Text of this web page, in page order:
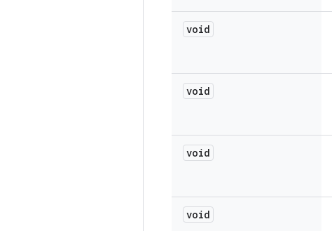
void
void
void
void